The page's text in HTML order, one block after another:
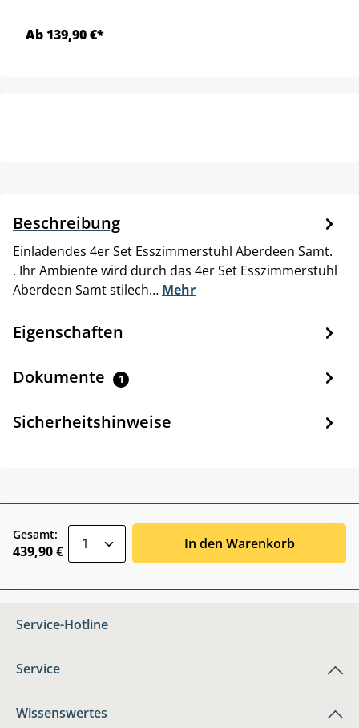
Ab 139,90 €*
Beschreibung
Einladendes 4er Set Esszimmerstuhl Aberdeen Samt.
. Ihr Ambiente wird durch das 4er Set Esszimmerstuhl
Aberdeen Samt stilech… Mehr
Eigenschaften
Dokumente 1
Sicherheitshinweise
Gesamt:
439,90 € In den Warenkorb
Service-Hotline
Service
Wissenswertes